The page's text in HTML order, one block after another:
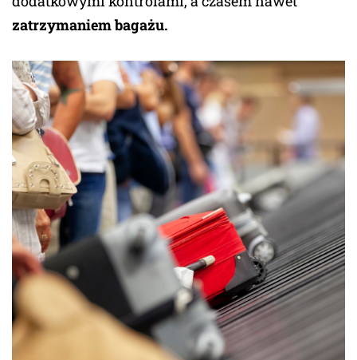
zatrzymaniem bagażu.